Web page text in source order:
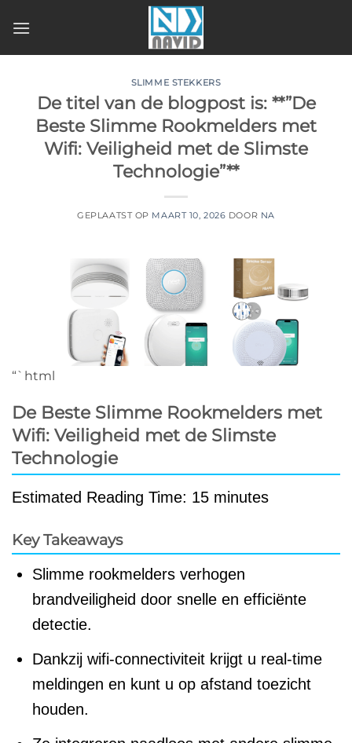
naar
SLIMME STEKKERS
De titel van de blogpost is: **”De
Beste Slimme Rookmelders met
Wifi: Veiligheid met de Slimste
Technologie”**
GEPLAATST OP MAART 10, 2026 DOOR NA
“`html
De Beste Slimme Rookmelders met
Wifi: Veiligheid met de Slimste
Technologie
Estimated Reading Time: 15 minutes
Key Takeaways
Slimme rookmelders verhogen
brandveiligheid door snelle en efficiënte
detectie.
Dankzij wifi-connectiviteit krijgt u real-time
meldingen en kunt u op afstand toezicht
houden.